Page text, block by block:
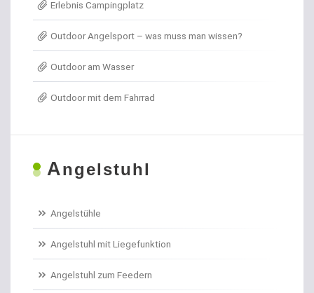
Angelkoffer
Angelrollen für das Forellenangeln
Angelschnur Dorsch
Angelschnur Feedern
Erlebnis Campingplatz
Outdoor Angelsport – was muss man wissen?
Outdoor am Wasser
Outdoor mit dem Fahrrad
Angelstuhl
Angelstühle
Angelstuhl mit Liegefunktion
Angelstuhl zum Feedern